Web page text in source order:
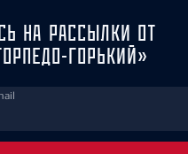
НА РАССЫЛКИ ОТ
ГОРЬКИЙ»